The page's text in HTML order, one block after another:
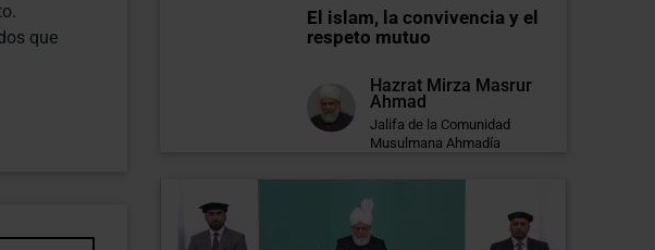
que
El islam, la convivencia y el
respeto mutuo
Hazrat Mirza Masrur
Ahmad
Jalifa de la Comunidad
Musulmana Ahmadía